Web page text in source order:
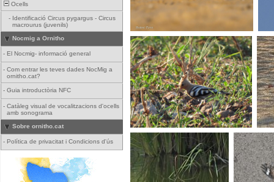
Ocells
- Identificació Circus pygargus - Circus
macrourus (juvenils)
Nocmig a Ornitho
- El Nocmig- informació general
- Com entrar les teves dades NocMig a
ornitho.cat?
- Guia introductòria NFC
- Catàleg visual de vocalitzacions d'ocells
amb sonograma
Sobre ornitho.cat
- Política de privacitat i Condicions d'ús